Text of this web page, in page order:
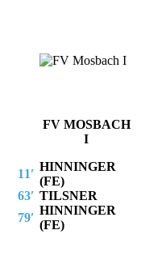
FV MOSBACH
I
11′
HINNINGER
(FE)
63′ TILSNER
79′
HINNINGER
(FE)